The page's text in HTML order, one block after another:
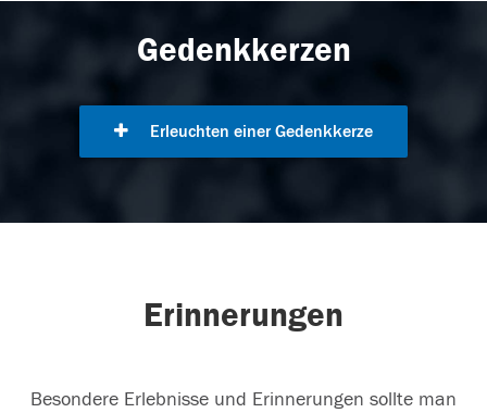
Gedenkkerzen
Erleuchten einer Gedenkkerze
Erinnerungen
Besondere Erlebnisse und Erinnerungen sollte man